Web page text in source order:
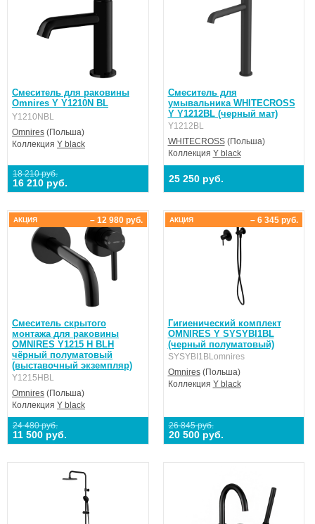
Смеситель для раковины
Omnires Y Y1210N BL
Y1210NBL
Omnires (Польша)
Коллекция Y black
18 210 руб.
16 210 руб.
Смеситель для
умывальника WHITECROSS
Y Y1212BL (черный мат)
Y1212BL
WHITECROSS(Польша)
Коллекция Y black
25 250 руб.
Смеситель скрытого
монтажа для раковины
OMNIRES Y1215 H BLH
чёрный полуматовый
(выставочный экземпляр)
Y1215HBL
Omnires (Польша)
Коллекция Y black
24 480 руб.
11 500 руб.
– 12 980 руб.
АКЦИЯ
Гигиенический комплект
OMNIRES Y SYSYBI1BL
(черный полуматовый)
SYSYBI1BLomnires
Omnires(Польша)
Коллекция Y black
26 845 руб.
20 500 руб.
– 6 345 руб.
АКЦИЯ